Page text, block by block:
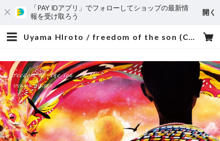
「PAY IDアプリ」でフォローしてショップの最新情
報を受け取ろう
開く
Uyama HIroto / freedom of the son (CD) | roph recordings store